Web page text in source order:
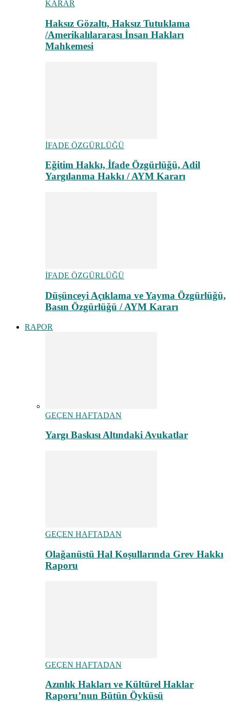
KARAR
Haksız Gözaltı, Haksız Tutuklama
/Amerikalılararası İnsan Hakları
Mahkemesi
İFADE ÖZGÜRLÜĞÜ
Eğitim Hakkı, İfade Özgürlüğü, Adil
Yargılanma Hakkı / AYM Kararı
İFADE ÖZGÜRLÜĞÜ
Düşünceyi Açıklama ve Yayma Özgürlüğü,
Basın Özgürlüğü / AYM Kararı
RAPOR
GEÇEN HAFTADAN
Yargı Baskısı Altındaki Avukatlar
GEÇEN HAFTADAN
Olağanüstü Hal Koşullarında Grev Hakkı
Raporu
GEÇEN HAFTADAN
Azınlık Hakları ve Kültürel Haklar
Raporu’nun Bütün Öyküsü